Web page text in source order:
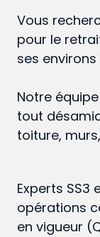
Vous
pour le
ses environs
Notre
tout
toiture,
Experts SS3
opérations
en vigueur